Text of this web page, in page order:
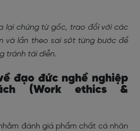
lại chứng từ gốc, trao đổi với các
và lần theo sai sót từng bước để
tránh tái diễn.
đạo đức nghề nghiệp
(Work ethics &
đánh giá phẩm chất cá nhân